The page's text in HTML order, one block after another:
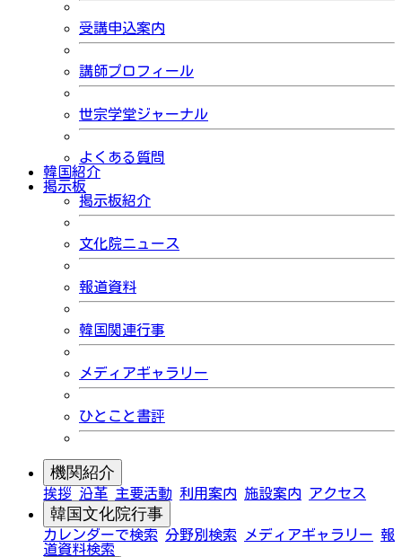
受講申込案内
講師プロフィール
世宗学堂ジャーナル
よくある質問
韓国紹介
掲示板
掲示板紹介
文化院ニュース
報道資料
韓国関連行事
メディアギャラリー
ひとこと書評
機関紹介
挨拶 沿革 主要活動 利用案内 施設案内 アクセス
韓国文化院行事
カレンダーで検索 分野別検索 メディアギャラリー 報
道資料検索